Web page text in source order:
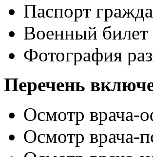
Паспорт
Военный билет
Фотография
Перечень
Осмотр врача-
Осмотр врача-